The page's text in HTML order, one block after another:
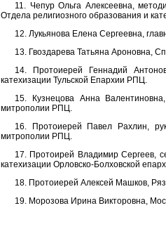
11. Чепур Ольга Алексеевна,
Отдела религиозного образования и
12. Лукьянова Елена Сергеевна,
13. Гвоздарева Татьяна Ароновна,
14. Протоиерей Геннадий
катехизации Тульской Епархии РПЦ.
15. Кузнецова Анна
митрополии РПЦ.
16. Протоиерей Павел Рахлин,
митрополии РПЦ.
17. Протоирей Владимир Сергеев,
катехизации Орловско-Болховской
18. Протоиерей Алексей Машков,
19. Морозова Ирина Викторовна,